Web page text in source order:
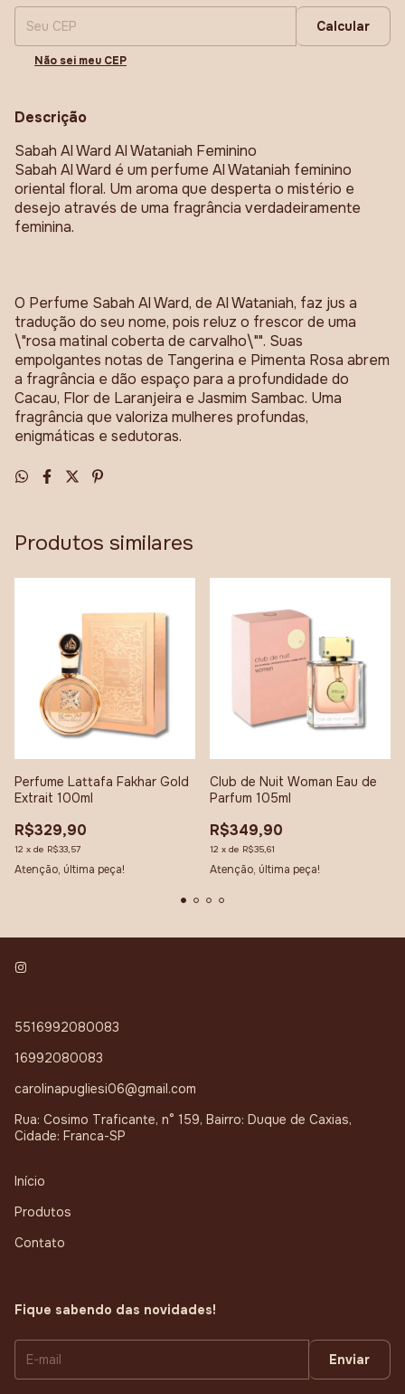
Calcular
Não sei meu CEP
Descrição
Sabah Al Ward Al Wataniah Feminino
Sabah Al Ward é um perfume Al Wataniah feminino
oriental floral. Um aroma que desperta o mistério e
desejo através de uma fragrância verdadeiramente
feminina.
O Perfume Sabah Al Ward, de Al Wataniah, faz jus a
tradução do seu nome, pois reluz o frescor de uma
\"rosa matinal coberta de carvalho\"". Suas
empolgantes notas de Tangerina e Pimenta Rosa abrem
a fragrância e dão espaço para a profundidade do
Cacau, Flor de Laranjeira e Jasmim Sambac. Uma
fragrância que valoriza mulheres profundas,
enigmáticas e sedutoras.
Produtos similares
Perfume Lattafa Fakhar Gold
Extrait 100ml
R$329,90
12 x de R$33,57
Atenção, última peça!
Club de Nuit Woman Eau de
Parfum 105ml
R$349,90
12 x de R$35,61
Atenção, última peça!
5516992080083
16992080083
carolinapugliesi06@gmail.com
Rua: Cosimo Traficante, n° 159, Bairro: Duque de Caxias,
Cidade: Franca-SP
Início
Produtos
Contato
Fique sabendo das novidades!